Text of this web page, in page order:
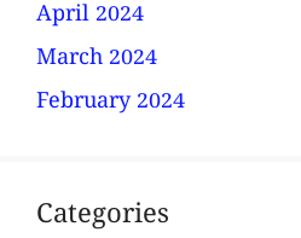
April 2024
March 2024
February 2024
Categories